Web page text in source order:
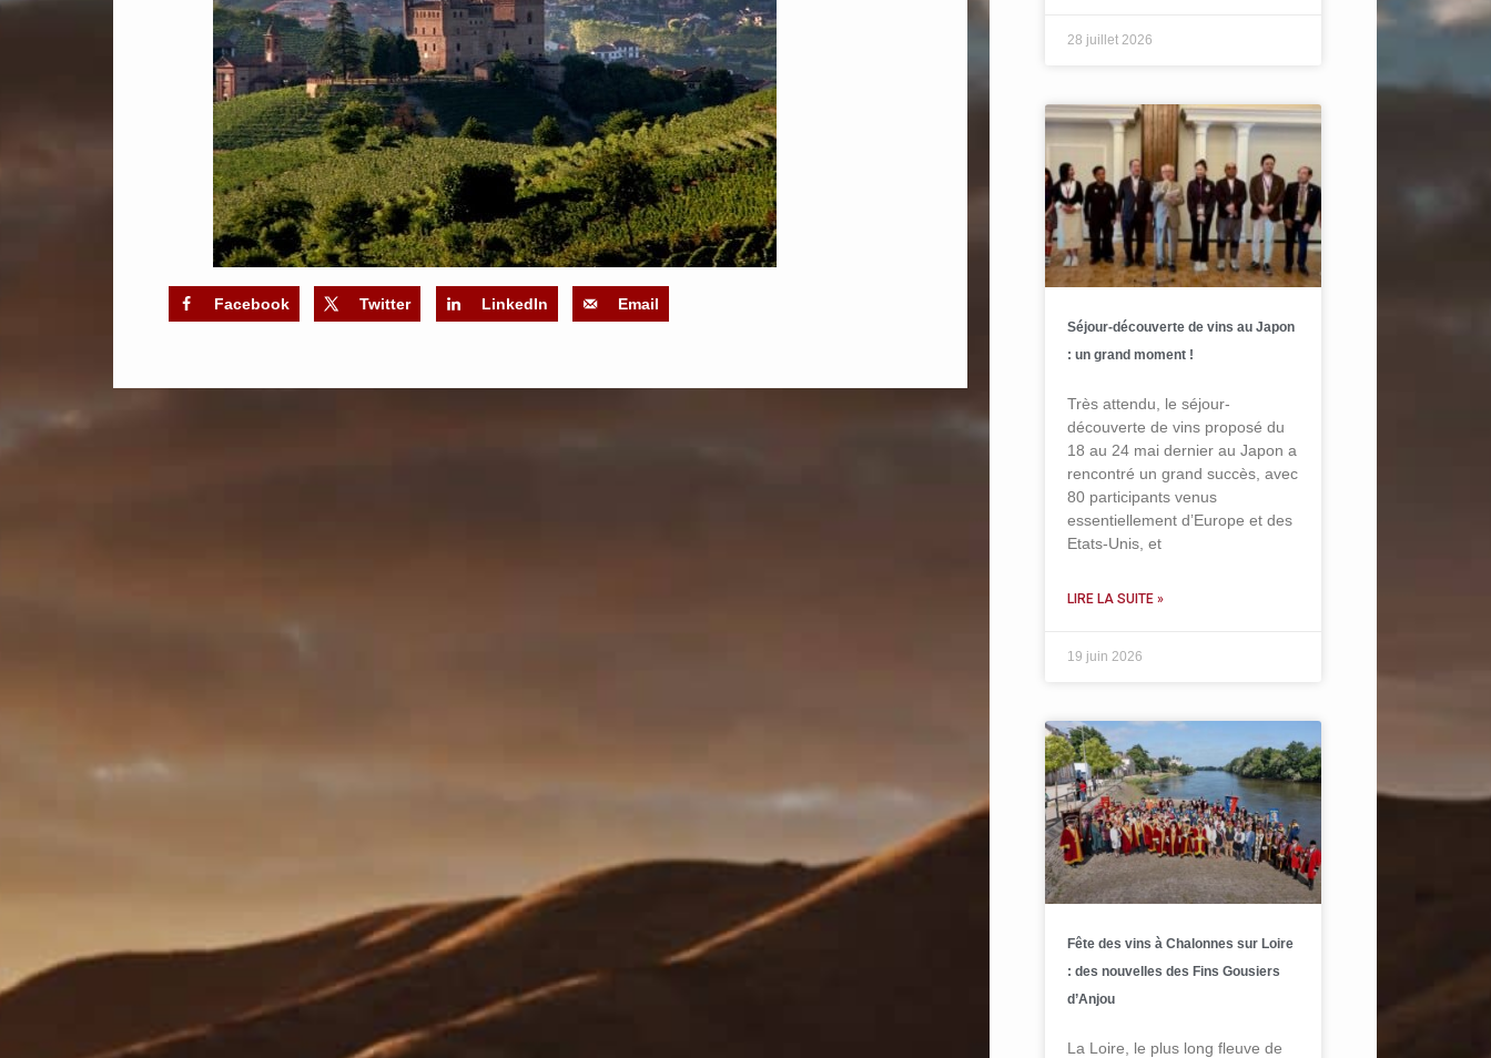
Facebook Twitter LinkedIn Email
28 juillet 2026
Séjour-découverte de vins au Japon
: un grand moment !
Très attendu, le séjour-
découverte de vins proposé du
18 au 24 mai dernier au Japon a
rencontré un grand succès, avec
80 participants venus
essentiellement d’Europe et des
Etats-Unis, et
LIRE LA SUITE »
19 juin 2026
Fête des vins à Chalonnes sur Loire
: des nouvelles des Fins Gousiers
d’Anjou
La Loire, le plus long fleuve de